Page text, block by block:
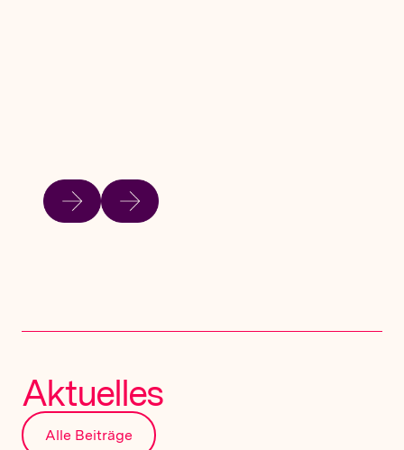
Aktuelles
Alle Beiträge